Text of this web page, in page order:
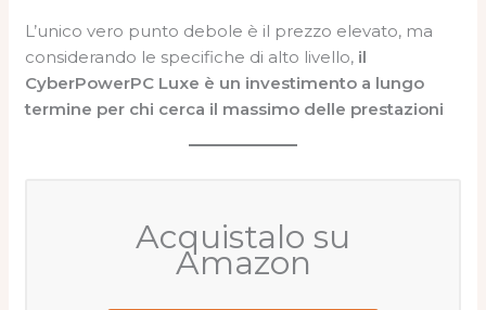
L’unico vero punto debole è il prezzo elevato, ma
considerando le specifiche di alto livello, il
CyberPowerPC Luxe è un investimento a lungo
termine per chi cerca il massimo delle prestazioni
Acquistalo su
Amazon